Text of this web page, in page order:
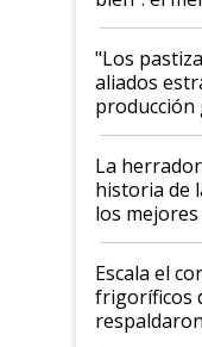
ganadera
para el
foco en la
"Los
aliados
producción
la iniciativa
La
historia de
los
Argentina
todavía
animales:
haciendo
Escala el
frigoríficos